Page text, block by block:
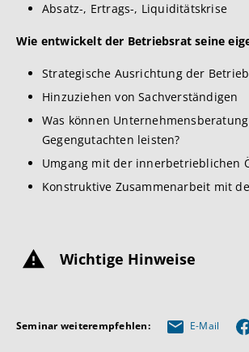
Absatz-, Ertrags-, Liquiditätskrise
Wie entwickelt der Betriebsrat seine
Strategische Ausrichtung der
Hinzuziehen von Sachverständigen
Was können
Gegengutachten leisten?
Umgang mit der innerbetrieblichen
Konstruktive Zusammenarbeit mit
Wichtige Hinweise
Seminar weiterempfehlen: E-Mail